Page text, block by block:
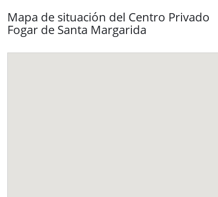
Mapa de situación del Centro Privado
Fogar de Santa Margarida